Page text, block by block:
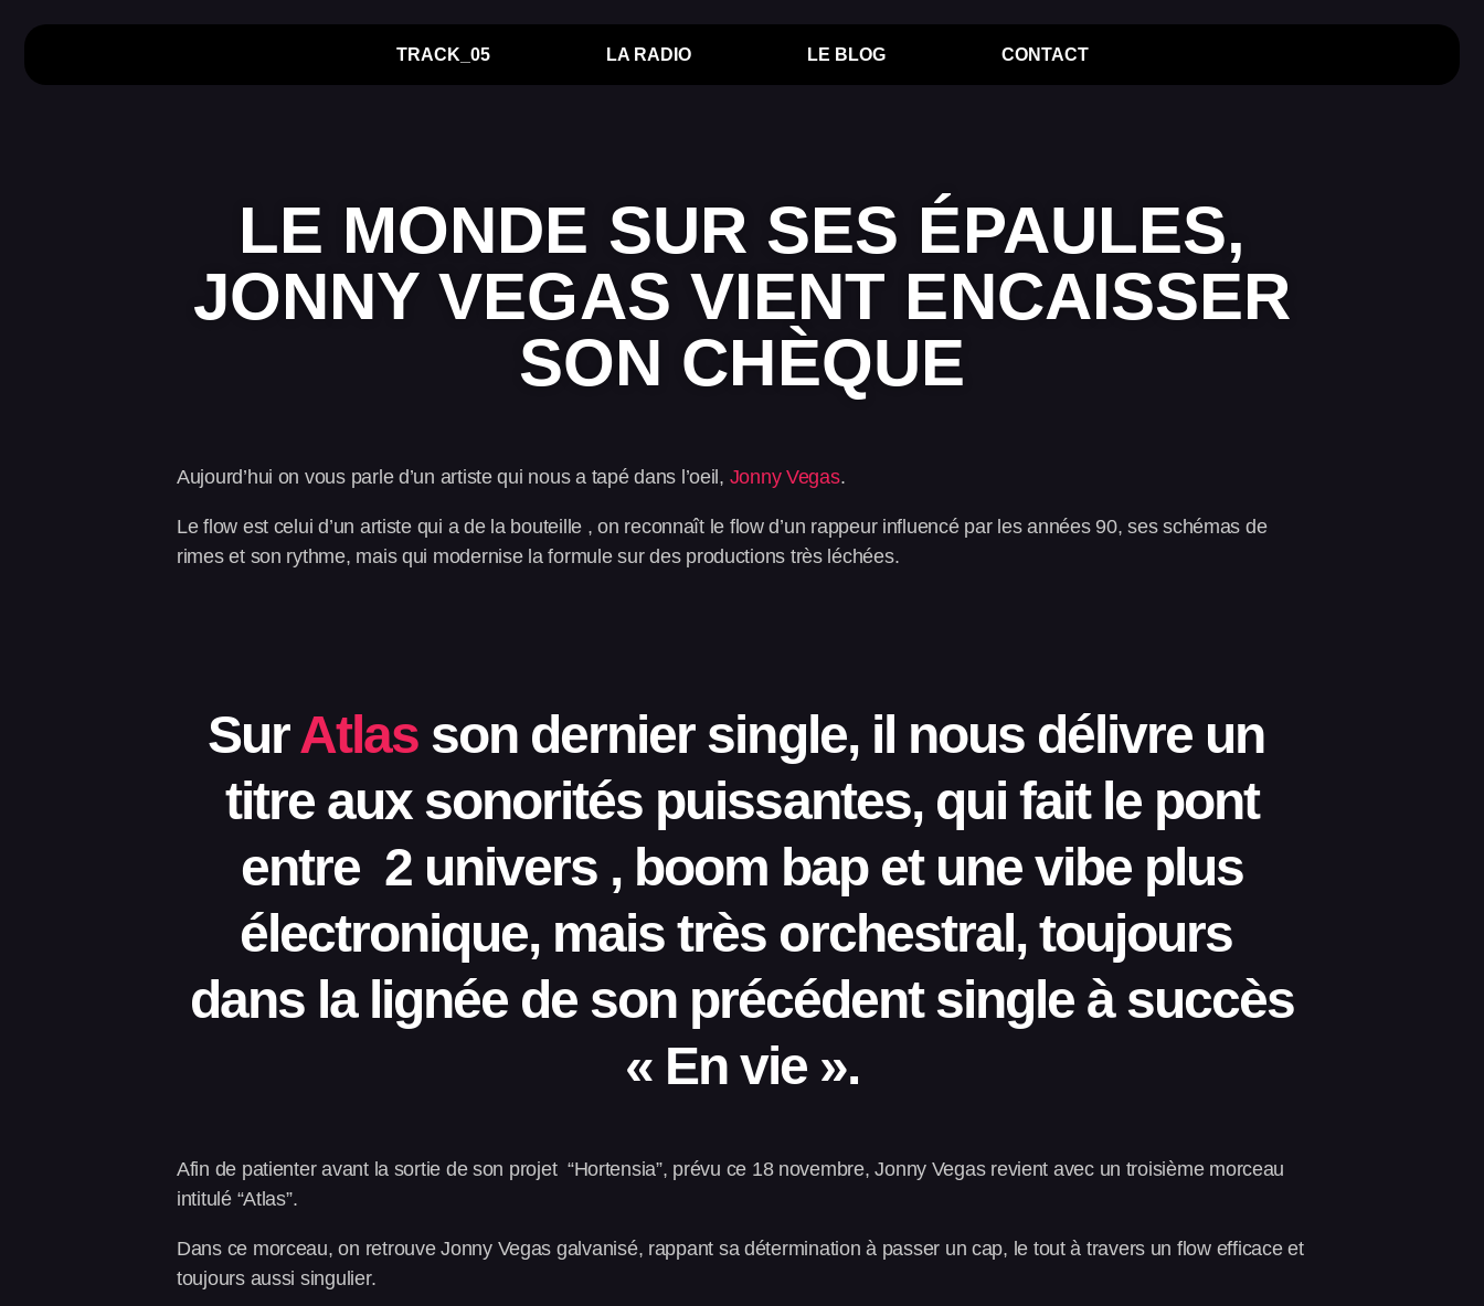
TRACK_05 LA RADIO LE BLOG CONTACT
LE MONDE SUR SES ÉPAULES,
JONNY VEGAS VIENT ENCAISSER
SON CHÈQUE
Aujourd’hui on vous parle d’un artiste qui nous a tapé dans l’oeil, Jonny Vegas.
Le flow est celui d’un artiste qui a de la bouteille , on reconnaît le flow d’un rappeur influencé par les années 90, ses schémas de
rimes et son rythme, mais qui modernise la formule sur des productions très léchées.
SurAtlas son dernier single, il nous délivre un
titre aux sonorités puissantes, qui fait le pont
entre 2 univers , boom bap et une vibe plus
électronique, mais très orchestral, toujours
dans la lignée de son précédent single à succès
« En vie ».
Afin de patienter avant la sortie de son projet “Hortensia”, prévu ce 18 novembre, Jonny Vegas revient avec un troisième morceau
intitulé “Atlas”.
Dans ce morceau, on retrouve Jonny Vegas galvanisé, rappant sa détermination à passer un cap, le tout à travers un flow efficace et
toujours aussi singulier.